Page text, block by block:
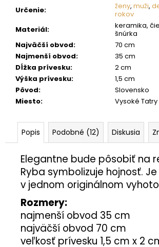
Určenie: ženy, muži,
rokov
Materiál:
keramika,
šnúrka
Najväčší obvod:
70 cm
Najmenší obvod:
35 cm
Dĺžka prívesku:
2 cm
Výška prívesku:
1,5 cm
Pôvod:
Slovensko
Miesto: Vysoké Tatry
Popis Podobné (12) Diskusia
Elegantne bude pôsobiť na
Ryba symbolizuje hojnosť.
v jednom originálnom
Rozmery:
najmenší obvod 35 cm
najväčší obvod 70 cm
veľkosť prívesku 1,5 cm x 2